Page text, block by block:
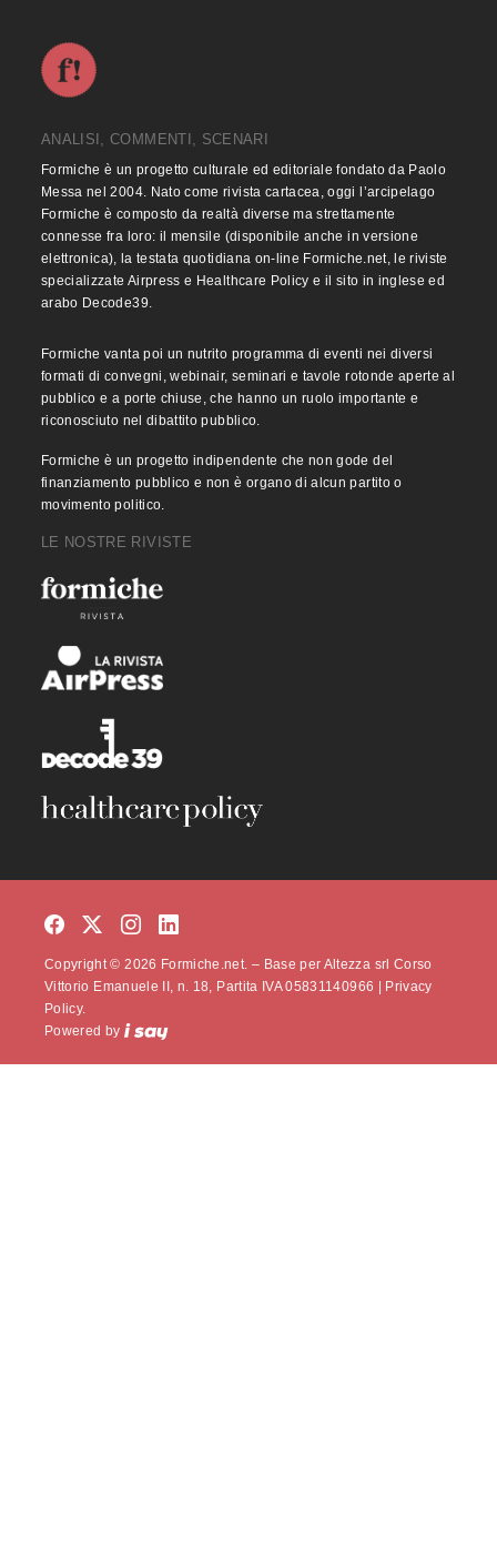
ANALISI, COMMENTI, SCENARI
Formiche è un progetto culturale ed editoriale fondato da Paolo
Messa nel 2004. Nato come rivista cartacea, oggi l’arcipelago
Formiche è composto da realtà diverse ma strettamente
connesse fra loro: il mensile (disponibile anche in versione
elettronica), la testata quotidiana on-line Formiche.net, le riviste
specializzate Airpress e Healthcare Policy e il sito in inglese ed
arabo Decode39.
Formiche vanta poi un nutrito programma di eventi nei diversi
formati di convegni, webinair, seminari e tavole rotonde aperte al
pubblico e a porte chiuse, che hanno un ruolo importante e
riconosciuto nel dibattito pubblico.
Formiche è un progetto indipendente che non gode del
finanziamento pubblico e non è organo di alcun partito o
movimento politico.
LE NOSTRE RIVISTE
Copyright © 2026 Formiche.net. – Base per Altezza srl Corso
Vittorio Emanuele II, n. 18, Partita IVA 05831140966 |
Privacy
Policy.
Powered by